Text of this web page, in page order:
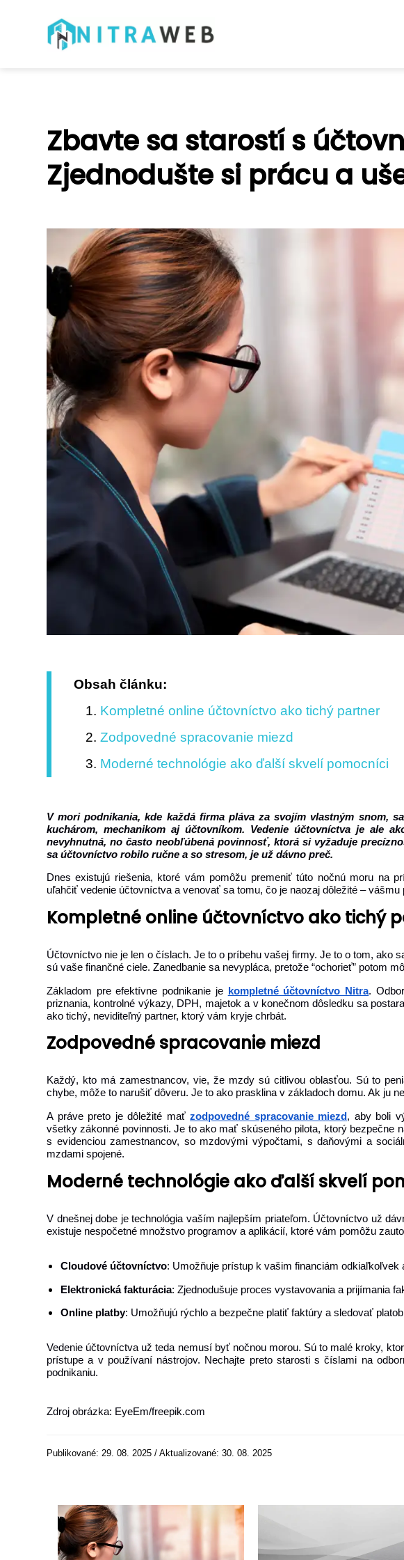
Zbavte sa starostí s
Zjednodušte si prácu a
Obsah článku:
Kompletné online účtovníctvo ako tichý partner
Zodpovedné spracovanie miezd
Moderné technológie ako ďalší skvelí pomocníci
V mori podnikania, kde každá firma pláva za svojím vlastným snom,
kuchárom, mechanikom aj účtovníkom. Vedenie účtovníctva je ale
nevyhnutná, no často neobľúbená povinnosť, ktorá si vyžaduje
sa účtovníctvo robilo ručne a so stresom, je už dávno preč.
Dnes existujú riešenia, ktoré vám pomôžu premeniť túto nočnú moru na
uľahčiť vedenie účtovníctva a venovať sa tomu, čo je naozaj dôležité – vášmu
Kompletné online účtovníctvo ako tichý
Účtovníctvo nie je len o číslach. Je to o príbehu vašej firmy. Je to o tom, ako
sú vaše finančné ciele. Zanedbanie sa nevypláca, pretože “ochorieť” potom
Základom pre efektívne podnikanie je kompletné účtovníctvo Nitra.
priznania, kontrolné výkazy, DPH, majetok a v konečnom dôsledku sa
ako tichý, neviditeľný partner, ktorý vám kryje chrbát.
Zodpovedné spracovanie miezd
Každý, kto má zamestnancov, vie, že mzdy sú citlivou oblasťou. Sú to
chybe, môže to narušiť dôveru. Je to ako prasklina v základoch domu. Ak ju
A práve preto je dôležité maťzodpovedné spracovanie miezd, aby boli
všetky zákonné povinnosti. Je to ako mať skúseného pilota, ktorý bezpečne
s evidenciou zamestnancov, so mzdovými výpočtami, s daňovými a
mzdami spojené.
Moderné technológie ako ďalší skvelí
V dnešnej dobe je technológia vaším najlepším priateľom. Účtovníctvo už
existuje nespočetné množstvo programov a aplikácií, ktoré vám pomôžu
Cloudové účtovníctvo: Umožňuje prístup k vašim financiám odkiaľkoľvek
Elektronická fakturácia: Zjednodušuje proces vystavovania a prijímania
Online platby: Umožňujú rýchlo a bezpečne platiť faktúry a sledovať
Vedenie účtovníctva už teda nemusí byť nočnou morou. Sú to malé kroky,
prístupe a v používaní nástrojov. Nechajte preto starosti s číslami na
podnikaniu.
Zdroj obrázka: EyeEm/freepik.com
Publikované: 29. 08. 2025 / Aktualizované: 30. 08. 2025